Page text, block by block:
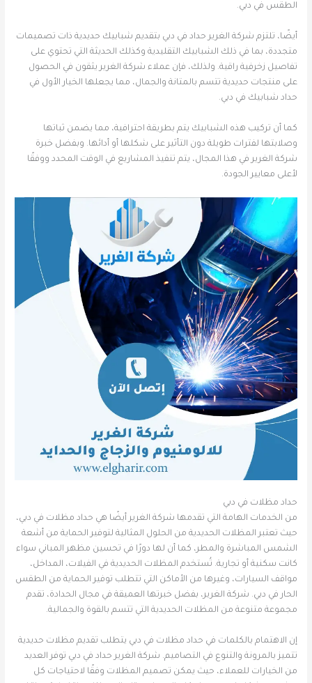
الطقس في دبي.
أيضًا، تلتزم شركة الغرير حداد في دبي بتقديم شبابيك حديدية ذات تصميمات
متجددة، بما في ذلك الشبابيك التقليدية وكذلك الحديثة التي تحتوي على
تفاصيل زخرفية راقية. ولذلك، فإن عملاء شركة الغرير يثقون في الحصول
على منتجات حديدية تتسم بالمتانة والجمال، مما يجعلها الخيار الأول في
حداد شبابيك في دبي.
كما أن تركيب هذه الشبابيك يتم بطريقة احترافية، مما يضمن ثباتها
وصلابتها لفترات طويلة دون التأثير على شكلها أو أدائها. وبفضل خبرة
شركة الغرير في هذا المجال، يتم تنفيذ المشاريع في الوقت المحدد ووفقًا
لأعلى معايير الجودة.
حداد مظلات في دبي
من الخدمات الهامة التي تقدمها شركة الغرير أيضًا هي حداد مظلات في دبي،
حيث تعتبر المظلات الحديدية من الحلول المثالية لتوفير الحماية من أشعة
الشمس المباشرة والمطر، كما أن لها دورًا في تحسين مظهر المباني سواء
كانت سكنية أو تجارية. تُستخدم المظلات الحديدية في الفيلات، المداخل،
مواقف السيارات، وغيرها من الأماكن التي تتطلب توفير الحماية من الطقس
الحار في دبي. شركة الغرير، بفضل خبرتها العميقة في مجال الحدادة، تقدم
مجموعة متنوعة من المظلات الحديدية التي تتسم بالقوة والجمالية.
إن الاهتمام بالكلمات في حداد مظلات في دبي يتطلب تقديم مظلات حديدية
تتميز بالمرونة والتنوع في التصاميم. شركة الغرير حداد في دبي توفر العديد
من الخيارات للعملاء، حيث يمكن تصميم المظلات وفقًا لاحتياجات كل